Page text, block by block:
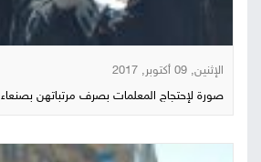
الإثنين, 09 أكتوبر, 2017
صورة لإحتجاج المعلمات بصرف مرتباتهن بصنعاء